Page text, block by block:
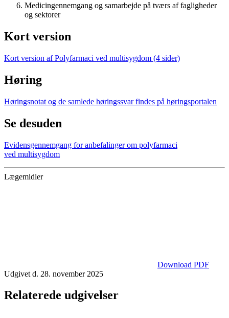
Medicingennemgang og samarbejde på tværs af fagligheder
og sektorer
Kort version
Kort version af Polyfarmaci ved multisygdom (4 sider)
Høring
Høringsnotat og de samlede høringssvar findes på høringsportalen
Se desuden
Evidensgennemgang for anbefalinger om polyfarmaci
ved multisygdom
Lægemidler
Download PDF
Udgivet d. 28. november 2025
Relaterede udgivelser